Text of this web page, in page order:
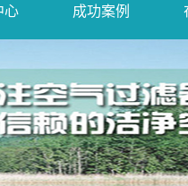
心 成功案例